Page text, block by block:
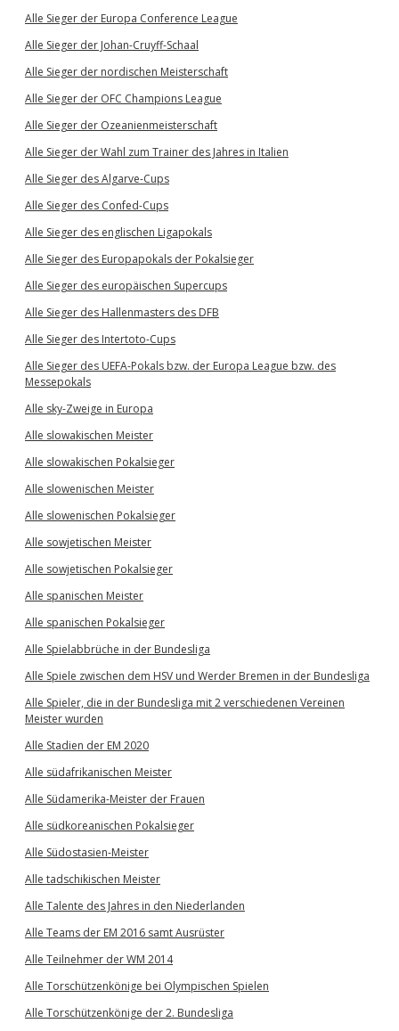
Alle Sieger der Europa Conference League
Alle Sieger der Johan-Cruyff-Schaal
Alle Sieger der nordischen Meisterschaft
Alle Sieger der OFC Champions League
Alle Sieger der Ozeanienmeisterschaft
Alle Sieger der Wahl zum Trainer des Jahres in Italien
Alle Sieger des Algarve-Cups
Alle Sieger des Confed-Cups
Alle Sieger des englischen Ligapokals
Alle Sieger des Europapokals der Pokalsieger
Alle Sieger des europäischen Supercups
Alle Sieger des Hallenmasters des DFB
Alle Sieger des Intertoto-Cups
Alle Sieger des UEFA-Pokals bzw. der Europa League bzw. des
Messepokals
Alle sky-Zweige in Europa
Alle slowakischen Meister
Alle slowakischen Pokalsieger
Alle slowenischen Meister
Alle slowenischen Pokalsieger
Alle sowjetischen Meister
Alle sowjetischen Pokalsieger
Alle spanischen Meister
Alle spanischen Pokalsieger
Alle Spielabbrüche in der Bundesliga
Alle Spiele zwischen dem HSV und Werder Bremen in der Bundesliga
Alle Spieler, die in der Bundesliga mit 2 verschiedenen Vereinen
Meister wurden
Alle Stadien der EM 2020
Alle südafrikanischen Meister
Alle Südamerika-Meister der Frauen
Alle südkoreanischen Pokalsieger
Alle Südostasien-Meister
Alle tadschikischen Meister
Alle Talente des Jahres in den Niederlanden
Alle Teams der EM 2016 samt Ausrüster
Alle Teilnehmer der WM 2014
Alle Torschützenkönige bei Olympischen Spielen
Alle Torschützenkönige der 2. Bundesliga